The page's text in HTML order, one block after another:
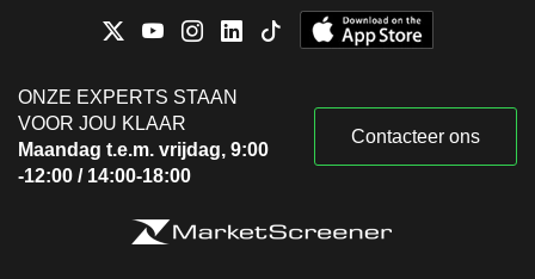
ONZE EXPERTS STAAN
VOOR JOU KLAAR
Maandag t.e.m. vrijdag, 9:00
-12:00 / 14:00-18:00
Contacteer ons